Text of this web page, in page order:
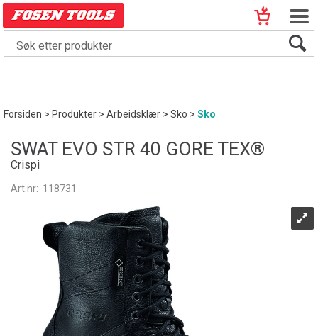
Forsiden>Produkter>Arbeidsklær>Sko>Sko
SWAT EVO STR 40 GORE TEX®
Crispi
Art.nr: 118731